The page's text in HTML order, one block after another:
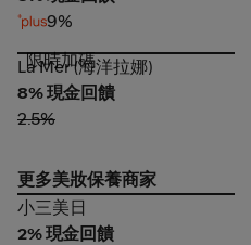
9%
La Mer (海洋拉娜)
限時加碼
La Mer (海洋拉娜)
8% 現金回饋
2.5%
更多美妝保養商家
小三美日
小三美日
2% 現金回饋